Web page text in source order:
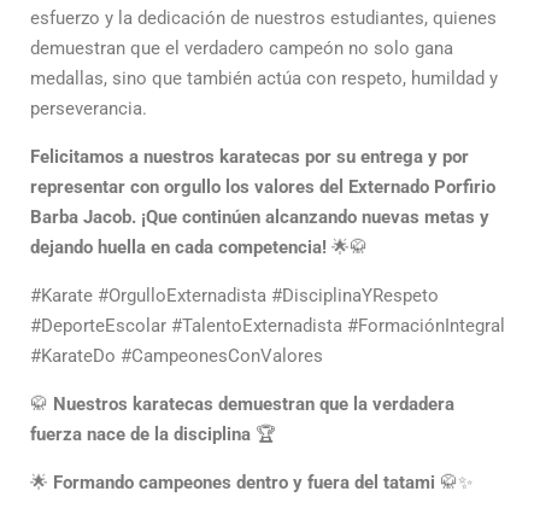
esfuerzo y la dedicación de nuestros estudiantes, quienes
demuestran que el verdadero campeón no solo gana
medallas, sino que también actúa con respeto, humildad y
perseverancia.
Felicitamos a nuestros karatecas por su entrega y por
representar con orgullo los valores del Externado Porfirio
Barba Jacob. ¡Que continúen alcanzando nuevas metas y
dejando huella en cada competencia! 🌟🥋
#Karate #OrgulloExternadista #DisciplinaYRespeto
#DeporteEscolar #TalentoExternadista #FormaciónIntegral
#KarateDo #CampeonesConValores
🥋 Nuestros karatecas demuestran que la verdadera
fuerza nace de la disciplina 🏆
🌟 Formando campeones dentro y fuera del tatami 🥋✨